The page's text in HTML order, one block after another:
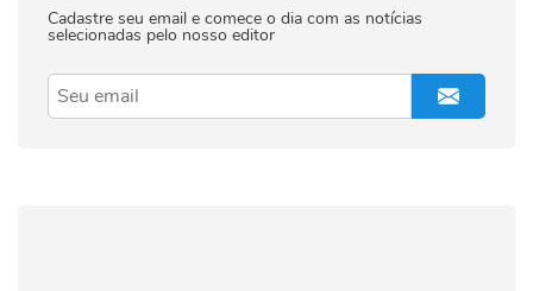
Cadastre seu email e comece o dia com as notícias
selecionadas pelo nosso editor